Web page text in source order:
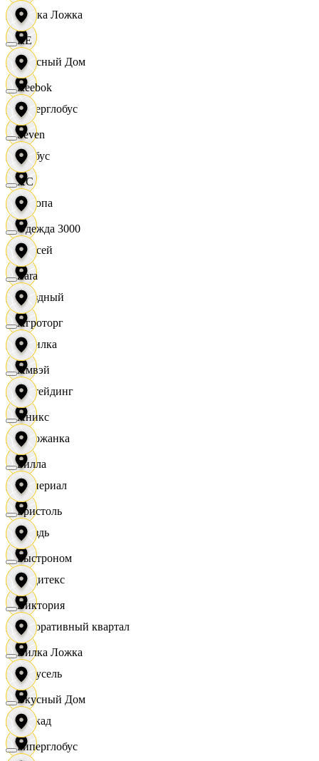
Вилка Ложка
Вкусный Дом
Гиперглобус
Глобус
Европа
Елисей
Звездный
Горилка
Ижтейдинг
Горожанка
Империал
Гроздь
Индитекс
Декоративный квартал
Карусель
Каскад
RE
Reebok
Seven
XC
Одежда 3000
Zara
Агроторг
Амвэй
Аникс
Билла
Бристоль
Быстроном
Виктория
Вилка Ложка
Вкусный Дом
Гиперглобус